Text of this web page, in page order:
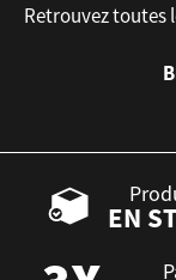
Retrouvez toutes
EN